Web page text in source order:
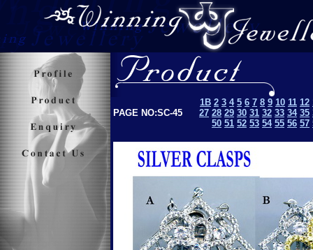
PAGE NO:SC-45
1B 2 3 4 5 6 7 8 9 10 11 12
27 28 29 30 31 32 33 34 35
50 51 52 53 54 55 56 57